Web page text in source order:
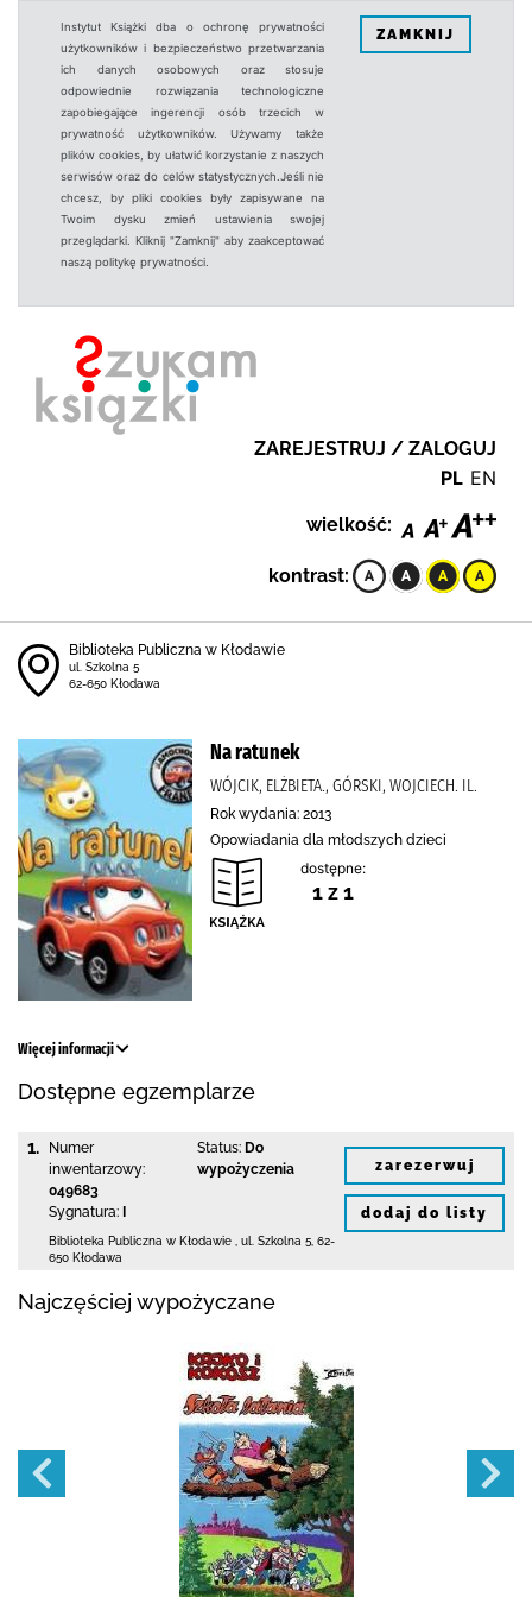
Instytut Książki dba o ochronę prywatności
użytkowników i bezpieczeństwo przetwarzania
ich danych osobowych oraz stosuje
odpowiednie rozwiązania technologiczne
zapobiegające ingerencji osób trzecich w
prywatność użytkowników. Używamy także
plików cookies, by ułatwić korzystanie z naszych
serwisów oraz do celów statystycznych.Jeśli nie
chcesz, by pliki cookies były zapisywane na
Twoim dysku zmień ustawienia swojej
przeglądarki. Kliknij "Zamknij" aby zaakceptować
naszą politykę prywatności.
ZAMKNIJ
ZAREJESTRUJ / ZALOGUJ
PL EN
wielkość:
kontrast:
Biblioteka Publiczna w Kłodawie
ul. Szkolna 5
62-650 Kłodawa
Na ratunek
WÓJCIK, ELŻBIETA., GÓRSKI, WOJCIECH. IL.
Rok wydania: 2013
Opowiadania dla młodszych dzieci
dostępne:
1 z 1
Więcej informacji
Dostępne egzemplarze
1.
Numer
inwentarzowy:
049683
Sygnatura:
Status: Do
wypożyczenia
Biblioteka Publiczna w Kłodawie ul. Szkolna 5 62-
650 Kłodawa
zarezerwuj
dodaj do listy
Najczęściej wypożyczane